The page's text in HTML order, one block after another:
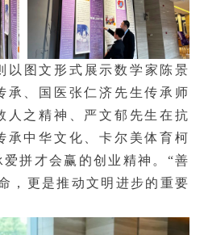
以图文形式展示数学家陈景
承、国医张仁济先生传承师
人之精神、严文郁先生在抗
承中华文化、卡尔美体育柯
拼才会赢的创业精神。“善
，更是推动文明进步的重要